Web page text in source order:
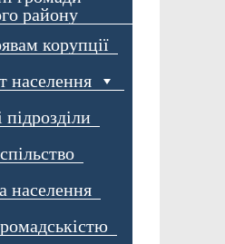
району
корупції
населення
підрозділи
населення